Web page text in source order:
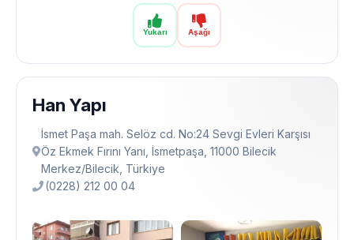
Yukarı Aşağı
Han Yapı
İsmet Paşa mah. Selöz cd. No:24 Sevgi Evleri Karşısı
Öz Ekmek Fırını Yanı, İsmetpaşa, 11000 Bilecik
Merkez/Bilecik, Türkiye
(0228) 212 00 04